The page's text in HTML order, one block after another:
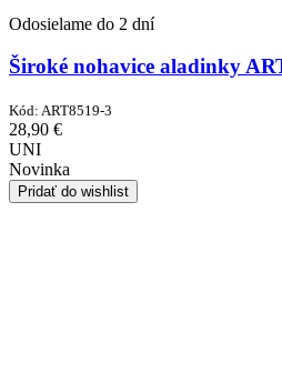
Odosielame do 2 dní
Široké nohavice aladinky
Kód: ART8519-3
28,90 €
UNI
Novinka
Pridať do wishlist